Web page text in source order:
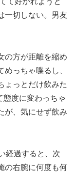
一切しない。男友
の方が距離を縮め
っちゃ喋るし、
ょっとだけ飲みた
態度に変わっちゃ
が、気にせず飲み
経過すると、次
の右腕に何度も何